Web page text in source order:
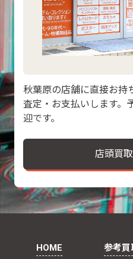
秋葉原の店舗に直接お持
査定・お支払いします。
迎です。
店頭買
HOME 参考買